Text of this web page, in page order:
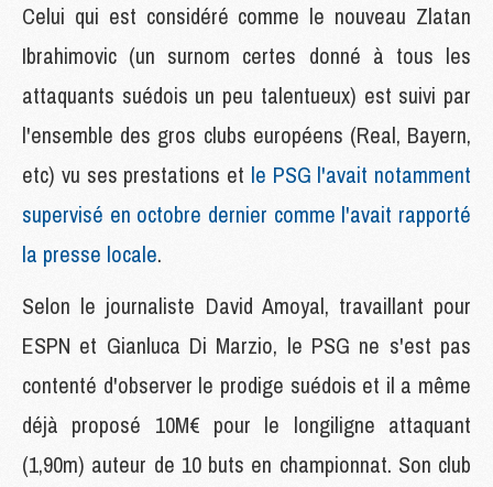
Celui qui est considéré comme le nouveau Zlatan
Ibrahimovic (un surnom certes donné à tous les
attaquants suédois un peu talentueux) est suivi par
l'ensemble des gros clubs européens (Real, Bayern,
etc) vu ses prestations et le PSG l'avait notamment
supervisé en octobre dernier comme l'avait rapporté
la presse locale.
Selon le journaliste David Amoyal, travaillant pour
ESPN et Gianluca Di Marzio, le PSG ne s'est pas
contenté d'observer le prodige suédois et il a même
déjà proposé 10M€ pour le longiligne attaquant
(1,90m) auteur de 10 buts en championnat. Son club